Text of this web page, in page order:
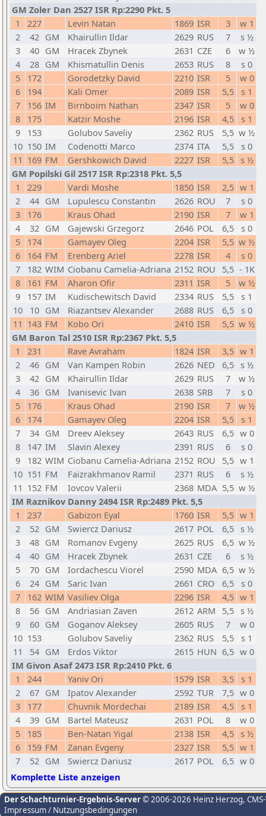
GM Zoler Dan 2527 ISR Rp:2290 Pkt. 5
1
227 Levin Natan 1869 ISR 3
w 1
2
42 GM Khairullin Ildar 2629 RUS 7
s ½
3
40 GM Hracek Zbynek 2631 CZE 6
w ½
4
28 GM Khismatullin Denis 2653 RUS 8
s 0
5
172 Gorodetzky David 2210 ISR 5
w 0
6
194 Kali Omer 2089 ISR 5,5
s 1
7
156 IM Birnboim Nathan 2347 ISR 5
w 0
8
175 Katzir Moshe 2196 ISR 4,5
s 1
9
153 Golubov Saveliy 2362 RUS 5,5 w ½
10 150 IM Codenotti Marco 2374 ITA 5,5
s 0
11 169 FM Gershkowich David 2227 ISR 5,5 s ½
GM Popilski Gil 2517 ISR Rp:2318 Pkt. 5,5
1
229 Vardi Moshe 1850 ISR 2,5 w 1
2
44 GM Lupulescu Constantin 2626 ROU 7
s 0
3
176 Kraus Ohad 2190 ISR 7
w 1
4
32 GM Gajewski Grzegorz 2646 POL 6,5
s 0
5
174 Gamayev Oleg 2204 ISR 5,5 w ½
6
164 FM Erenberg Ariel 2278 ISR 4
s 0
7
182 WIM Ciobanu Camelia-Adriana 2152 ROU 5,5 - 1K
8
161 FM Aharon Ofir 2311 ISR 5
w ½
9
157 IM Kudischewitsch David 2334 RUS 5,5
s 1
10
10 GM Riazantsev Alexander 2688 RUS 6,5
s 0
11 143 FM Kobo Ori 2410 ISR 5,5 w ½
GM Baron Tal 2510 ISR Rp:2367 Pkt. 5,5
1
231 Rave Avraham 1824 ISR 3,5 w 1
2
46 GM Van Kampen Robin 2626 NED 6,5
s ½
3
42 GM Khairullin Ildar 2629 RUS 7
w ½
4
36 GM Ivanisevic Ivan 2638 SRB 7
s 0
5
176 Kraus Ohad 2190 ISR 7
w ½
6
174 Gamayev Oleg 2204 ISR 5,5
s 1
7
34 GM Dreev Aleksey 2643 RUS 6,5 w 0
8
147 IM Slavin Alexey 2391 RUS 6
s 0
9
182 WIM Ciobanu Camelia-Adriana 2152 ROU 5,5 w 1
10 151 FM Faizrakhmanov Ramil 2371 RUS 6
s ½
11 152 FM Iovcov Valerii 2368 MDA 5,5 w ½
IM Raznikov Danny 2494 ISR Rp:2489 Pkt. 5,5
1
237 Gabizon Eyal 1760 ISR 5,5 w 1
2
52 GM Swiercz Dariusz 2617 POL 6,5
s ½
3
48 GM Romanov Evgeny 2625 RUS 6,5 w ½
4
40 GM Hracek Zbynek 2631 CZE 6
s ½
5
70 GM Iordachescu Viorel 2590 MDA 6,5 w ½
6
24 GM Saric Ivan 2661 CRO 6,5
s 0
7
162 WIM Vasiliev Olga 2296 ISR 4,5 w 1
8
56 GM Andriasian Zaven 2612 ARM 5,5 s ½
9
60 GM Goganov Aleksey 2605 RUS 7
w 0
10 153 Golubov Saveliy 2362 RUS 5,5
s 1
11
54 GM Erdos Viktor 2615 HUN 6,5 w 0
IM Givon Asaf 2473 ISR Rp:2410 Pkt. 6
1
244 Yaniv Ori 1579 ISR 3,5
s 1
2
67 GM Ipatov Alexander 2592 TUR 7,5 w 0
3
177 Chuvnik Mordechai 2189 ISR 4,5
s 1
4
39 GM Bartel Mateusz 2631 POL 8
w 0
5
185 Ben-Natan Yigal 2138 ISR 4,5 s ½
6
159 FM Zanan Evgeny 2327 ISR 5,5 w 1
7
52 GM Swiercz Dariusz 2617 POL 6,5 w 0
Komplette Liste anzeigen
Der Schachturnier-Ergebnis-Server© 2006-2026 Heinz Herzog,
Impressum / Nutzungsbedingungen